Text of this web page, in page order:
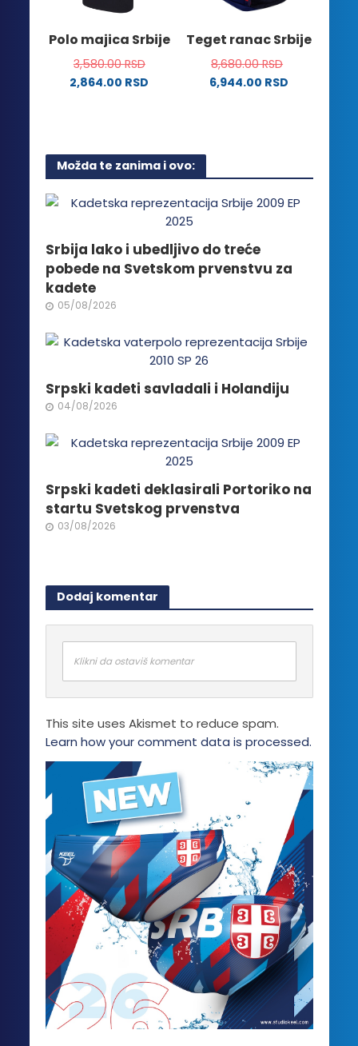
izabrane
stranici
proizvoda.
na
proizvoda.
Polo majica Srbije
3,580.00RSD
2,864.00 RSD
više
varijanti.
mogu
izabrane
na
proizvoda.
Teget ranac Srbije
8,680.00RSD
6,944.00 RSD
Možda te zanima i ovo:
Srbija lako i ubedljivo do treće
pobede na Svetskom prvenstvu za
kadete
05/08/2026
Srpski kadeti savladali i Holandiju
04/08/2026
Srpski kadeti deklasirali Portoriko na
startu Svetskog prvenstva
03/08/2026
Dodaj komentar
Klikni da ostaviš komentar
This site uses Akismet to reduce spam.
Learn how your comment data is processed.